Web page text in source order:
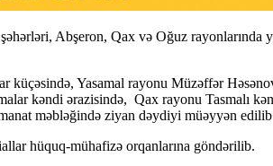
Abşeron, Qax və Oğuz rayonlarında
küçəsində, Yasamal rayonu Müzəffər
kəndi ərazisində, Qax rayonu Tasmalı
məbləğində ziyan dəydiyi müəyyən
hüquq-mühafizə orqanlarına göndərilib.